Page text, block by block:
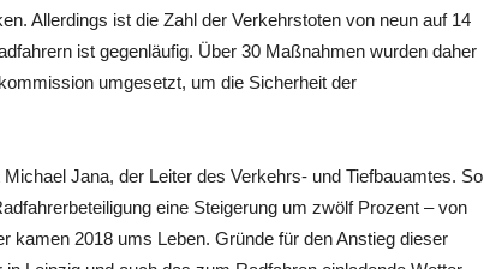
Allerdings ist die Zahl der Verkehrstoten von neun auf 14
ist gegenläufig. Über 30 Maßnahmen wurden daher
umgesetzt, um die Sicherheit der
Jana, der Leiter des Verkehrs- und Tiefbauamtes. So
eine Steigerung um zwölf Prozent – von
kamen 2018 ums Leben. Gründe für den Anstieg dieser